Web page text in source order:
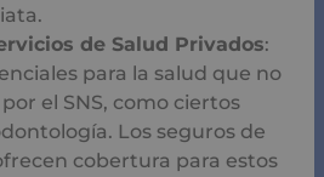
de Salud Privados:
para la salud que no
el SNS, como ciertos
Los seguros de
cobertura para estos